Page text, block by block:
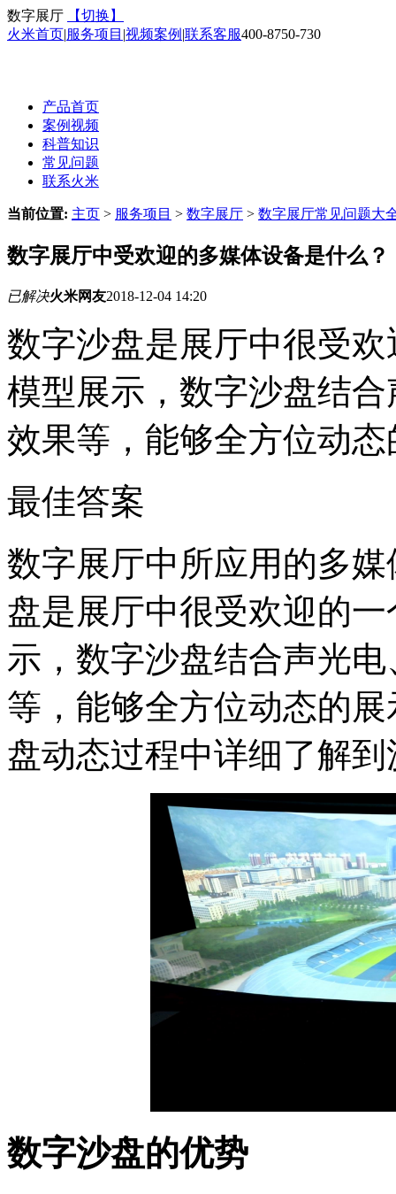
数字展厅
【切换】
火米首页|服务项目 |视频案例 |联系客服400-8750-730
产品首页
案例视频
科普知识
常见问题
联系火米
当前位置: 主页 > 服务项目 > 数字展厅 > 数字展厅常见问题大
数字展厅中受欢迎的多媒体设备是什么？
已解决火米网友2018-12-04 14:20
数字沙盘是展厅中很受
模型展示，数字沙盘结
效果等，能够全方位动
最佳答案
数字展厅中所应用的多
盘是展厅中很受欢迎的
示，数字沙盘结合声光
等，能够全方位动态的
盘动态过程中详细了解
数字沙盘的优势